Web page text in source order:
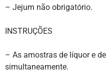
– Jejum não obrigatório.
INSTRUÇÕES
– As amostras de líquor e
simultaneamente.